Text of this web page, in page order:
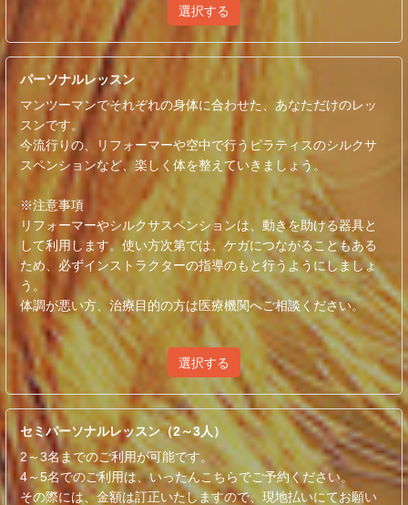
選択する
パーソナルレッスン
マンツーマンでそれぞれの身体に合わせた、あなただけのレッ
スンです。
今流行りの、リフォーマーや空中で行うピラティスのシルクサ
スペンションなど、楽しく体を整えていきましょう。
※注意事項
リフォーマーやシルクサスペンションは、動きを助ける器具と
して利用します。使い方次第では、ケガにつながることもある
ため、必ずインストラクターの指導のもと行うようにしましょ
う。
体調が悪い方、治療目的の方は医療機関へご相談ください。
選択する
セミパーソナルレッスン（2～3人）
2～3名までのご利用が可能です。
4～5名でのご利用は、いったんこちらでご予約ください。
その際には、金額は訂正いたしますので、現地払いにてお願い